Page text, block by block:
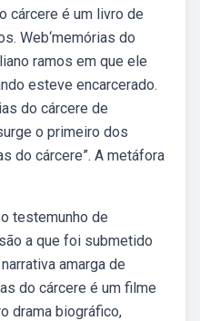
cárcere é um livro de
Web‘memórias do
ramos em que ele
esteve encarcerado.
do cárcere de
o primeiro dos
do cárcere”. A metáfora
testemunho de
a que foi submetido
amarga de
do cárcere é um filme
drama biográfico,